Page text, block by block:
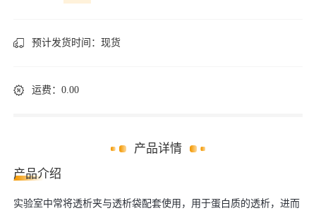
预计发货时间： 现货
运费：0.00
产品详情
产品介绍
实验室中常将透析夹与透析袋配套使用，用于蛋白质的透析，进而